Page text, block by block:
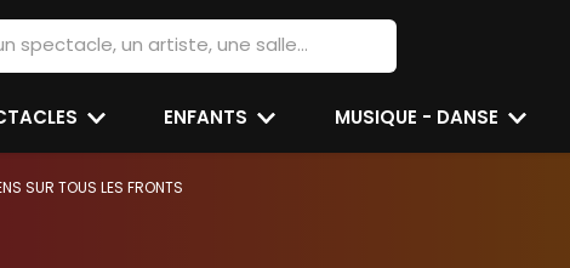
ENFANTS MUSIQUE - DANSE
SUR TOUS LES FRONTS